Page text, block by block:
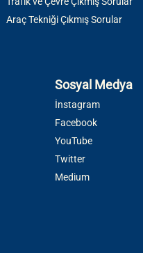
Araç Tekniği Çıkmış Sorular
Sosyal Medya
İnstagram
Facebook
YouTube
Twitter
Medium